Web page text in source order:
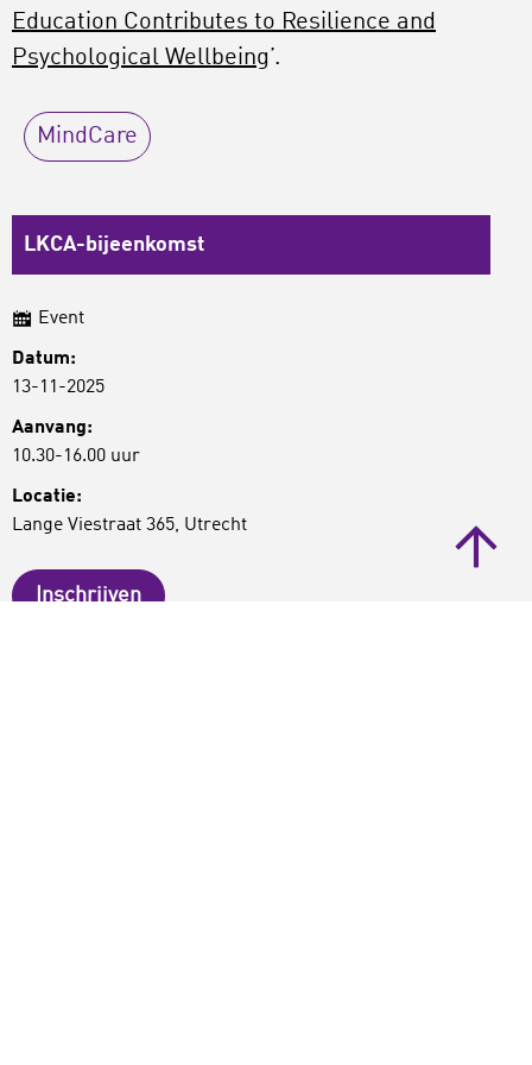
Education Contributes to Resilience and
Psychological Wellbeing’.
MindCare
LKCA-bijeenkomst
Event
Datum:
13-11-2025
Aanvang:
10.30-16.00 uur
Locatie:
Lange Viestraat 365, Utrecht
Inschrijven